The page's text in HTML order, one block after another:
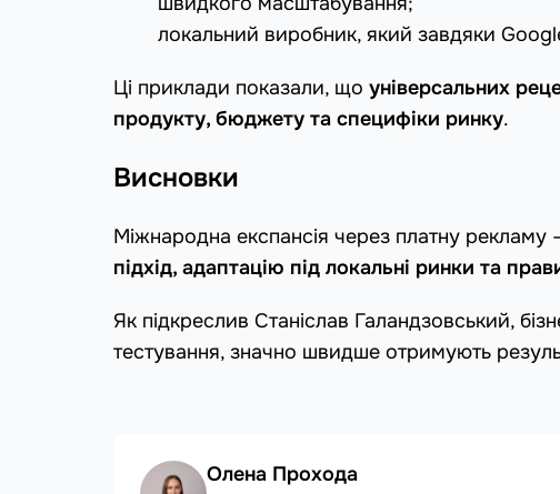
локальний виробник, який завдяки
Ці приклади показали, що універсальних
продукту, бюджету та специфіки ринку.
Висновки
Міжнародна експансія через платну
підхід, адаптацію під локальні ринки та
Як підкреслив Станіслав Галандзовський,
тестування, значно швидше отримують
Олена Прохода